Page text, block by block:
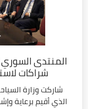
المنتدى
شراكات
شاركت وزارة
الذي أقيم برعاية